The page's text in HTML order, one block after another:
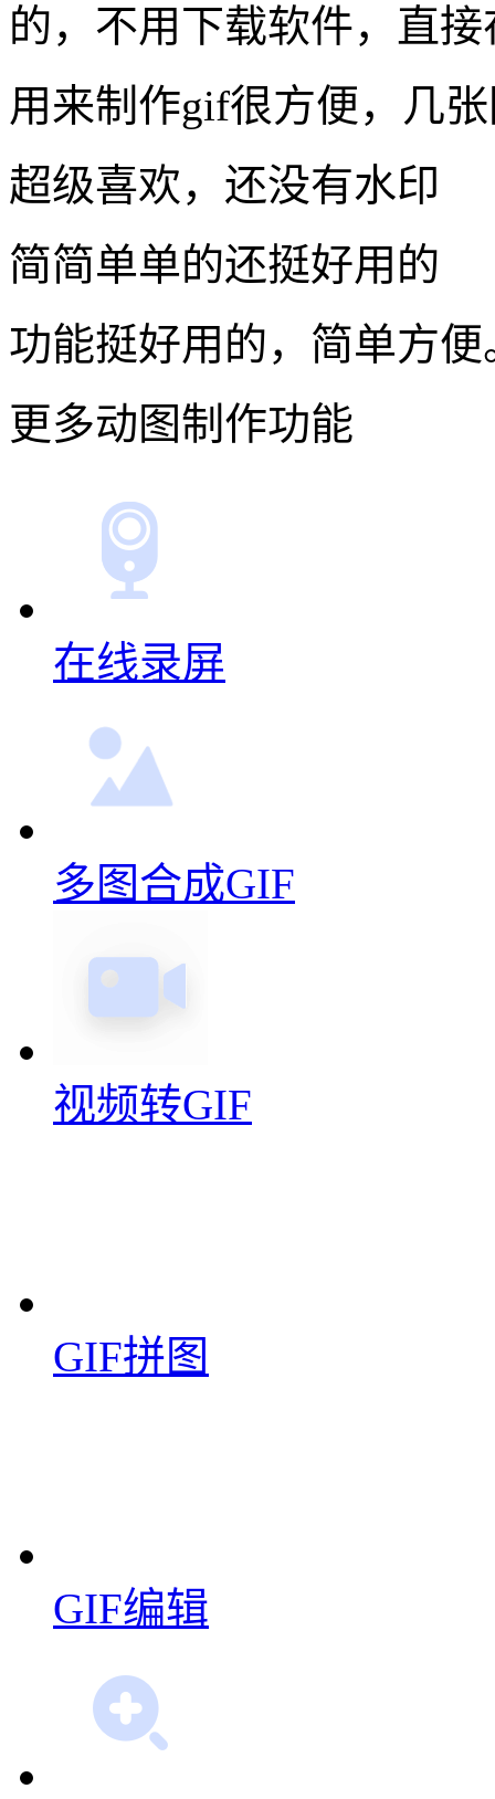
的，不用下载软件，直
用来制作gif很方便，几
超级喜欢，还没有水印
简简单单的还挺好用的
功能挺好用的，简单方便
更多动图制作功能
在线录屏
多图合成GIF
视频转GIF
GIF拼图
GIF编辑